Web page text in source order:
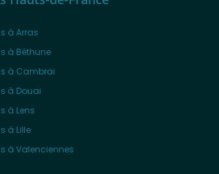
à Arras
à Béthune
à Cambrai
à Douai
à Lens
à Lille
à Valenciennes